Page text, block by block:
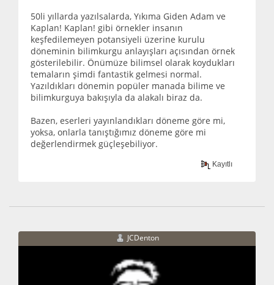
50li yıllarda yazılsalarda, Yıkıma Giden Adam ve
Kaplan! Kaplan! gibi örnekler insanın
keşfedilemeyen potansiyeli üzerine kurulu
döneminin bilimkurgu anlayışları açısından örnek
gösterilebilir. Önümüze bilimsel olarak koydukları
temaların şimdi fantastik gelmesi normal.
Yazıldıkları dönemin popüler manada bilime ve
bilimkurguya bakışıyla da alakalı biraz da.
Bazen, eserleri yayınlandıkları döneme göre mi,
yoksa, onlarla tanıştığımız döneme göre mi
değerlendirmek güçleşebiliyor.
Kayıtlı
JCDenton